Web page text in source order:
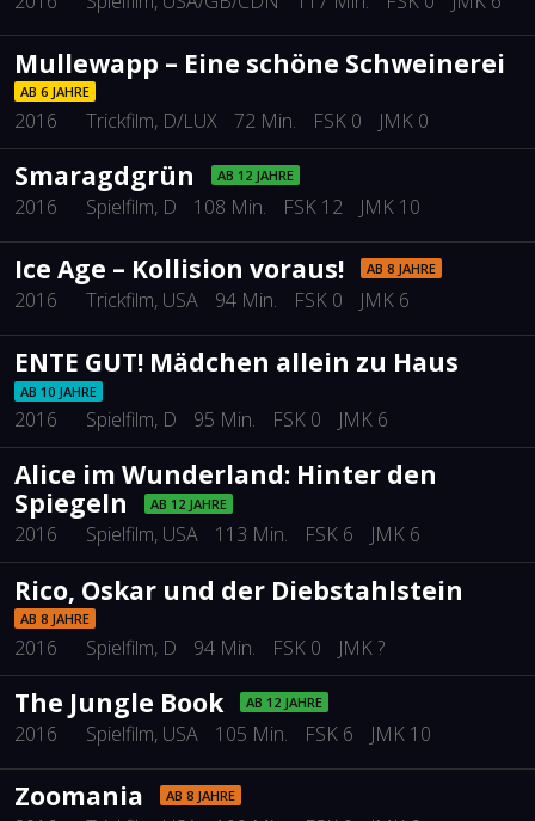
Mullewapp – Eine schöne Schweinerei
AB 6 JAHRE
2016 Trickfilm, D/LUX 72 Min. FSK 0 JMK 0
Smaragdgrün AB 12 JAHRE
2016 Spielfilm, D 108 Min. FSK 12 JMK 10
Ice Age – Kollision voraus! AB 8 JAHRE
2016 Trickfilm, USA 94 Min. FSK 0 JMK 6
ENTE GUT! Mädchen allein zu Haus
AB 10 JAHRE
2016 Spielfilm, D 95 Min. FSK 0 JMK 6
Alice im Wunderland: Hinter den
Spiegeln
AB 12 JAHRE
2016 Spielfilm, USA 113 Min. FSK 6 JMK 6
Rico, Oskar und der Diebstahlstein
AB 8 JAHRE
2016 Spielfilm, D 94 Min. FSK 0 JMK ?
The Jungle Book AB 12 JAHRE
2016 Spielfilm, USA 105 Min. FSK 6 JMK 10
Zoomania AB 8 JAHRE